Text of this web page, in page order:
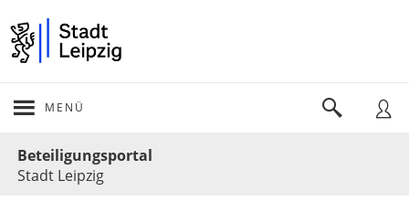
MENÜ
Beteiligungsportal
Stadt Leipzig